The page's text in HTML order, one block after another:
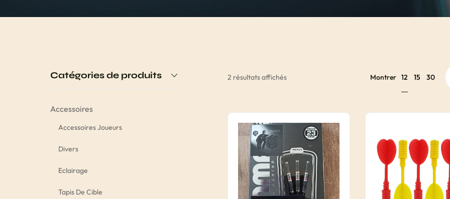
Catégories de produits
Accessoires
Accessoires Joueurs
Divers
Eclairage
Tapis De Cible
2 résultats affichés Montrer 12 15 30